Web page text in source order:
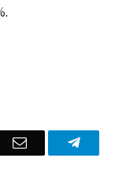
Email